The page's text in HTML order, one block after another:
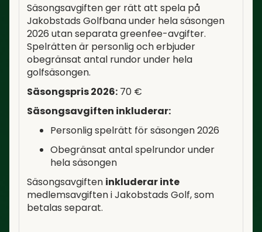
Säsongsavgiften ger rätt att spela på
Jakobstads Golfbana under hela säsongen
2026 utan separata greenfee-avgifter.
Spelrätten är personlig och erbjuder
obegränsat antal rundor under hela
golfsäsongen.
Säsongspris 2026: 70 €
Säsongsavgiften inkluderar:
Personlig spelrätt för säsongen 2026
Obegränsat antal spelrundor under
hela säsongen
Säsongsavgiften inkluderar inte
medlemsavgiften i Jakobstads Golf, som
betalas separat.